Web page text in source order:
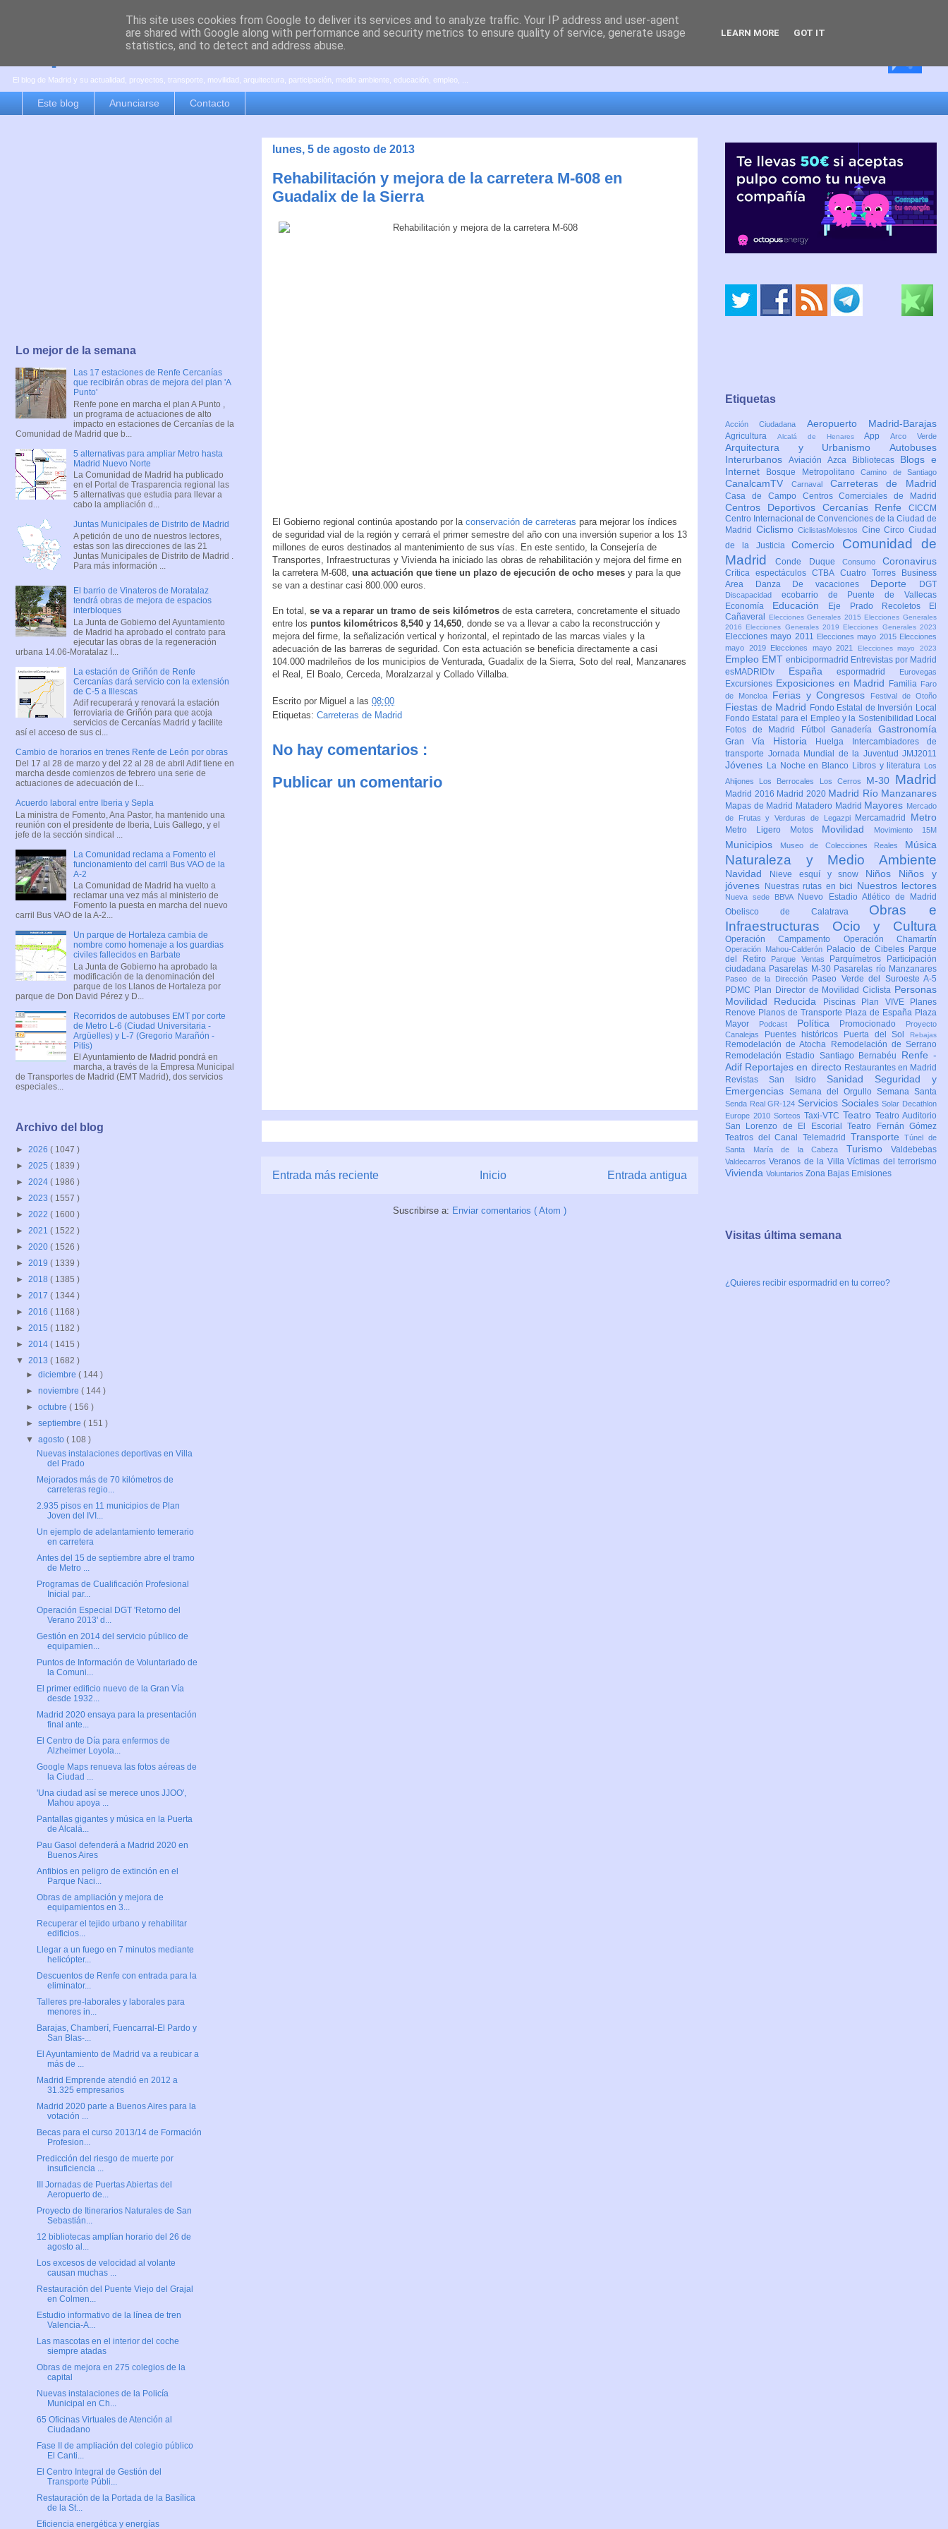
es por madrid
El blog de Madrid y su actualidad, proyectos, transporte, movilidad, arquitectura, participación, medio ambiente, educación, empleo, ...
Este blog Anunciarse Contacto
lunes, 5 de agosto de 2013
Rehabilitación y mejora de la carretera M-608 en
Guadalix de la Sierra
El Gobierno regional continúa apostando por la conservación de carreteras para mejorar los índices
de seguridad vial de la región y cerrará el primer semestre del año con una inversión superior a los 13
millones de euros destinados al mantenimiento de sus vías. En este sentido, la Consejería de
Transportes, Infraestructuras y Vivienda ha iniciado las obras de rehabilitación y mejora del firme en
la carretera M-608, una actuación que tiene un plazo de ejecución de ocho meses y para la que
se van a destinar casi 800.000 euros.
En total, se va a reparar un tramo de seis kilómetros de esta carretera, concretamente el situado
entre los puntos kilométricos 8,540 y 14,650 , donde se va a llevar a cabo la reconstrucción y
mejora del firme, la señalización vertical y horizontal, el repintado de las marcas viales y la
adecuación de las barreras de seguridad. Con esta actuación se beneficia directamente a casi
104.000 madrileños de los municipios de Venturada, Guadalix de la Sierra, Soto del real, Manzanares
el Real, El Boalo, Cerceda, Moralzarzal y Collado Villalba.
Escrito por Miguel a las 08:00
Etiquetas: Carreteras de Madrid
No hay comentarios :
Publicar un comentario
Entrada más reciente Entrada antigua
Inicio
Suscribirse a: Enviar comentarios ( Atom )
Lo mejor de la semana
Las 17 estaciones de Renfe Cercanías
que recibirán obras de mejora del plan 'A
Punto'
Renfe pone en marcha el plan A Punto ,
un programa de actuaciones de alto
impacto en estaciones de Cercanías de la
Comunidad de Madrid que b...
5 alternativas para ampliar Metro hasta
Madrid Nuevo Norte
La Comunidad de Madrid ha publicado
en el Portal de Trasparencia regional las
5 alternativas que estudia para llevar a
cabo la ampliación d...
Juntas Municipales de Distrito de Madrid
A petición de uno de nuestros lectores,
estas son las direcciones de las 21
Juntas Municipales de Distrito de Madrid .
Para más información ...
El barrio de Vinateros de Moratalaz
tendrá obras de mejora de espacios
interbloques
La Junta de Gobierno del Ayuntamiento
de Madrid ha aprobado el contrato para
ejecutar las obras de la regeneración
urbana 14.06-Moratalaz I...
La estación de Griñón de Renfe
Cercanías dará servicio con la extensión
de C-5 a Illescas
Adif recuperará y renovará la estación
ferroviaria de Griñón para que acoja
servicios de Cercanías Madrid y facilite
así el acceso de sus ci...
Cambio de horarios en trenes Renfe de León por obras
Del 17 al 28 de marzo y del 22 al 28 de abril Adif tiene en
marcha desde comienzos de febrero una serie de
actuaciones de adecuación de l...
Acuerdo laboral entre Iberia y Sepla
La ministra de Fomento, Ana Pastor, ha mantenido una
reunión con el presidente de Iberia, Luis Gallego, y el
jefe de la sección sindical ...
La Comunidad reclama a Fomento el
funcionamiento del carril Bus VAO de la
A-2
La Comunidad de Madrid ha vuelto a
reclamar una vez más al ministerio de
Fomento la puesta en marcha del nuevo
carril Bus VAO de la A-2...
Un parque de Hortaleza cambia de
nombre como homenaje a los guardias
civiles fallecidos en Barbate
La Junta de Gobierno ha aprobado la
modificación de la denominación del
parque de los Llanos de Hortaleza por
parque de Don David Pérez y D...
Recorridos de autobuses EMT por corte
de Metro L-6 (Ciudad Universitaria -
Argüelles) y L-7 (Gregorio Marañón -
Pitis)
El Ayuntamiento de Madrid pondrá en
marcha, a través de la Empresa Municipal
de Transportes de Madrid (EMT Madrid), dos servicios
especiales...
Archivo del blog
► 2026 ( 1047 )
► 2025 ( 1839 )
► 2024 ( 1986 )
► 2023 ( 1557 )
► 2022 ( 1600 )
► 2021 ( 1522 )
► 2020 ( 1526 )
► 2019 ( 1339 )
► 2018 ( 1385 )
► 2017 ( 1344 )
► 2016 ( 1168 )
► 2015 ( 1182 )
► 2014 ( 1415 )
▼ 2013 ( 1682 )
►diciembre( 144 )
►noviembre( 144 )
►octubre( 156 )
►septiembre( 151 )
▼agosto( 108 )
Nuevas instalaciones deportivas en Villa
del Prado
Mejorados más de 70 kilómetros de
carreteras regio...
2.935 pisos en 11 municipios de Plan
Joven del IVI...
Un ejemplo de adelantamiento temerario
en carretera
Antes del 15 de septiembre abre el tramo
de Metro ...
Programas de Cualificación Profesional
Inicial par...
Operación Especial DGT 'Retorno del
Verano 2013' d...
Gestión en 2014 del servicio público de
equipamien...
Puntos de Información de Voluntariado de
la Comuni...
El primer edificio nuevo de la Gran Vía
desde 1932...
Madrid 2020 ensaya para la presentación
final ante...
El Centro de Día para enfermos de
Alzheimer Loyola...
Google Maps renueva las fotos aéreas de
la Ciudad ...
'Una ciudad así se merece unos JJOO',
Mahou apoya ...
Pantallas gigantes y música en la Puerta
de Alcalá...
Pau Gasol defenderá a Madrid 2020 en
Buenos Aires
Anfibios en peligro de extinción en el
Parque Naci...
Obras de ampliación y mejora de
equipamientos en 3...
Recuperar el tejido urbano y rehabilitar
edificios...
Llegar a un fuego en 7 minutos mediante
helicópter...
Descuentos de Renfe con entrada para la
eliminator...
Talleres pre-laborales y laborales para
menores in...
Barajas, Chamberí, Fuencarral-El Pardo y
San Blas-...
El Ayuntamiento de Madrid va a reubicar a
más de ...
Madrid Emprende atendió en 2012 a
31.325 empresarios
Madrid 2020 parte a Buenos Aires para la
votación ...
Becas para el curso 2013/14 de Formación
Profesion...
Predicción del riesgo de muerte por
insuficiencia ...
III Jornadas de Puertas Abiertas del
Aeropuerto de...
Proyecto de Itinerarios Naturales de San
Sebastián...
12 bibliotecas amplían horario del 26 de
agosto al...
Los excesos de velocidad al volante
causan muchas ...
Restauración del Puente Viejo del Grajal
en Colmen...
Estudio informativo de la línea de tren
Valencia-A...
Las mascotas en el interior del coche
siempre atadas
Obras de mejora en 275 colegios de la
capital
Nuevas instalaciones de la Policía
Municipal en Ch...
65 Oficinas Virtuales de Atención al
Ciudadano
Fase II de ampliación del colegio público
El Canti...
El Centro Integral de Gestión del
Transporte Públi...
Restauración de la Portada de la Basílica
de la St...
Eficiencia energética y energías
Etiquetas
Acción Ciudadana Aeropuerto Madrid-Barajas
Agricultura Alcalá de HenaresAppArco Verde
Arquitectura y Urbanismo Autobuses
Interurbanos Aviación Azca Bibliotecas Blogs e
Internet
Bosque MetropolitanoCamino de Santiago
CanalcamTV Carnaval Carreteras de Madrid
Casa de Campo Centros Comerciales de Madrid
Centros Deportivos Cercanías Renfe CICCM
Centro Internacional de Convenciones de la Ciudad de
Madrid CiclismoCiclistasMolestos CineCircoCiudad
de la JusticiaComercio Comunidad de
MadridConde Duque Consumo Coronavirus
Crítica espectáculosCTBA Cuatro Torres Business
Area
Danza De vacaciones Deporte DGT
Discapacidad ecobarrio de Puente de Vallecas
Economía Educación Eje Prado Recoletos
El
Cañaveral
Elecciones Generales 2015 Elecciones Generales
2016 Elecciones Generales 2019 Elecciones Generales 2023
Elecciones mayo 2011 Elecciones mayo 2015 Elecciones
mayo 2019
Elecciones mayo 2021 Elecciones mayo 2023
Empleo EMT enbicipormadrid Entrevistas por Madrid
esMADRIDtv Españaespormadrid Eurovegas
Excursiones Exposiciones en Madrid Familia Faro
de Moncloa
Ferias y Congresos Festival de Otoño
Fiestas de Madrid Fondo Estatal de Inversión Local
Fondo Estatal para el Empleo y la Sostenibilidad Local
Fotos de Madrid
FútbolGanaderíaGastronomía
Gran Vía Historia Huelga
Intercambiadores de
transporte Jornada Mundial de la Juventud JMJ2011
Jóvenes La Noche en Blanco Libros y literatura
Los
Ahijones
Los Berrocales Los Cerros M-30 Madrid
Madrid 2016 Madrid 2020 Madrid Río Manzanares
Mapas de Madrid Matadero Madrid Mayores Mercado
de Frutas y Verduras de Legazpi
Mercamadrid Metro
Metro Ligero Motos Movilidad Movimiento 15M
Municipios Museo de Colecciones Reales Música
Naturaleza y Medio Ambiente
Navidad Nieve esquí y snow Niños Niños y
jóvenes
Nuestras rutas en bici Nuestros lectores
Nueva sede BBVA
Nuevo Estadio Atlético de Madrid
Obelisco de Calatrava Obras e
Infraestructuras Ocio y Cultura
Operación Campamento Operación Chamartín
Operación Mahou-Calderón Palacio de Cibeles Parque
del Retiro
Parque Ventas Parquímetros
Participación
ciudadana Pasarelas M-30 Pasarelas río Manzanares
Paseo de la Dirección
Paseo Verde del Suroeste A-5
PDMC Plan Director de Movilidad Ciclista Personas
Movilidad Reducida
Piscinas Plan VIVE
Planes
Renove Planos de Transporte Plaza de España Plaza
Mayor
Podcast Política Promocionado
Proyecto
Canalejas
Puentes históricos Puerta del Sol Rebajas
Remodelación de Atocha
Remodelación de Serrano
Remodelación Estadio Santiago Bernabéu Renfe -
Adif Reportajes en directo Restaurantes en Madrid
Revistas San Isidro Sanidad Seguridad y
Emergencias Semana del Orgullo Semana Santa
Senda Real GR-124 Servicios SocialesSolar Decathlon
Europe 2010 Sorteos Taxi-VTC Teatro Teatro Auditorio
San Lorenzo de El EscorialTeatro Fernán Gómez
Teatros del Canal Telemadrid TransporteTúnel de
Santa María de la Cabeza Turismo Valdebebas
ValdecarrosVeranos de la VillaVíctimas del terrorismo
Vivienda Voluntarios Zona Bajas Emisiones
Visitas última semana
¿Quieres recibir espormadrid en tu correo?
This site uses cookies from Google to deliver its services and to analyze traffic. Your IP address and user-agent
are shared with Google along with performance and security metrics to ensure quality of service, generate usage
statistics, and to detect and address abuse.
LEARN MORE GOT IT